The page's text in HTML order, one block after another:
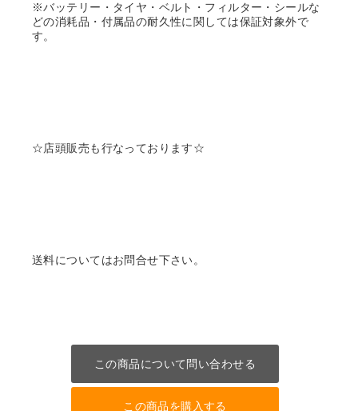
※バッテリー・タイヤ・ベルト・フィルター・シールな
どの消耗品・付属品の耐久性に関しては保証対象外で
す。
☆店頭販売も行なっております☆
送料についてはお問合せ下さい。
この商品について問い合わせる
この商品を購入する